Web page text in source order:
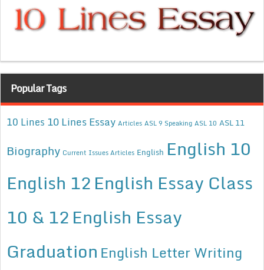
Popular Tags
10 Lines 10 Lines Essay Articles ASL 9 Speaking ASL 10 ASL 11
Biography Current Issues Articles English English 10
English 12English Essay Class
10 & 12English Essay
Graduation English Letter Writing